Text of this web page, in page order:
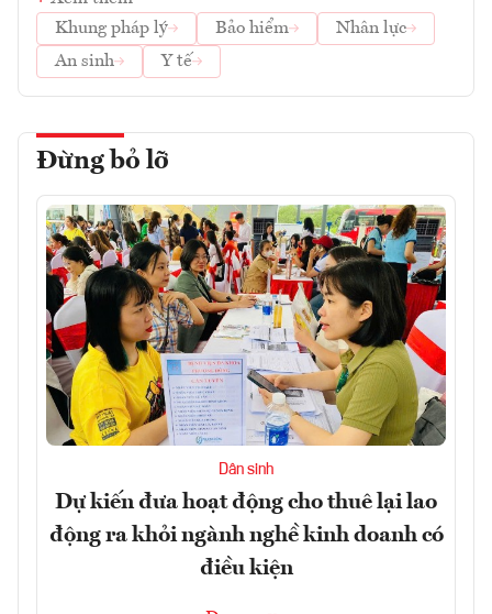
Khung pháp lý
Bảo hiểm
Nhân lực
An sinh
Y tế
Đừng bỏ lỡ
Dân sinh
Dự kiến đưa hoạt động cho thuê lại lao
động ra khỏi ngành nghề kinh doanh có
điều kiện